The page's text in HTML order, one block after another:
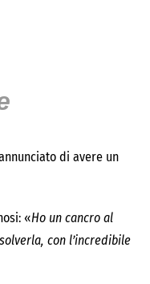
di avere un
«Ho un cancro al
con l’incredibile